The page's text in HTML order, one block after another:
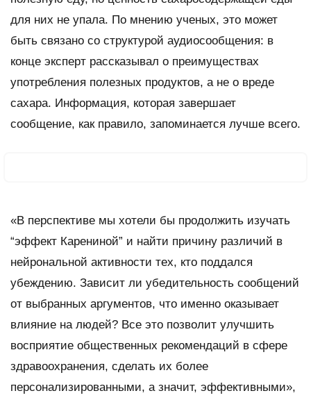
для них не упала. По мнению ученых, это может
быть связано со структурой аудиосообщения: в
конце эксперт рассказывал о преимуществах
употребления полезных продуктов, а не о вреде
сахара. Информация, которая завершает
сообщение, как правило, запоминается лучше всего.
«В перспективе мы хотели бы продолжить изучать
“эффект Карениной” и найти причину различий в
нейрональной активности тех, кто поддался
убеждению. Зависит ли убедительность сообщений
от выбранных аргументов, что именно оказывает
влияние на людей? Все это позволит улучшить
восприятие общественных рекомендаций в сфере
здравоохранения, сделать их более
персонализированными, а значит, эффективными»,